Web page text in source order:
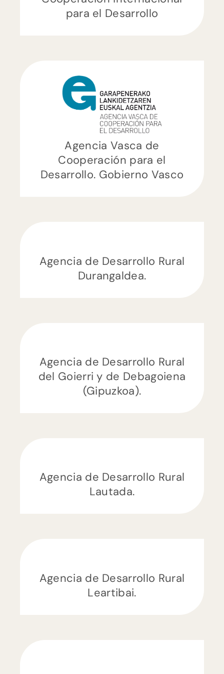
para el Desarrollo
Agencia Vasca de
Cooperación para el
Desarrollo. Gobierno Vasco
Agencia de Desarrollo Rural
Durangaldea.
Agencia de Desarrollo Rural
del Goierri y de Debagoiena
(Gipuzkoa).
Agencia de Desarrollo Rural
Lautada.
Agencia de Desarrollo Rural
Leartibai.